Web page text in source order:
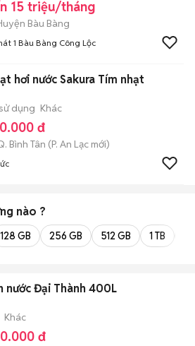
15 triệu/tháng
Bàu Bàng
1 Bàu Bàng Công Lộc
hơi nước Sakura Tím nhạt
dụng Khác
đ
Bình Tân (P. An Lạc mới)
nào ?
128 GB 256 GB 512 GB 1 TB
nước Đại Thành 400L
Khác
đ